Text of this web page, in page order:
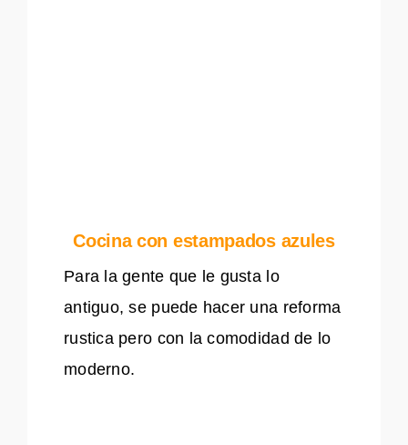
Cocina con estampados azules
Para la gente que le gusta lo
antiguo, se puede hacer una reforma
rustica pero con la comodidad de lo
moderno.